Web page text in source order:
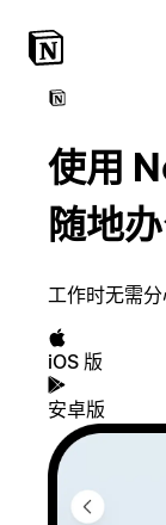
使用
随地办
工作时无需分
iOS 版
安卓版